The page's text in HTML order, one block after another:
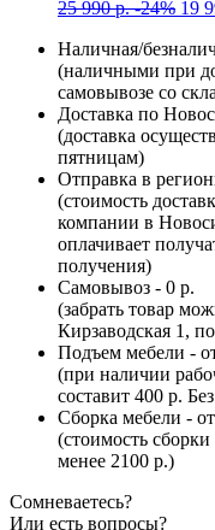
25 990р. -24% 19
Наличная/
(наличными при
самовывозе со
Доставка по
(доставка
пятницам)
Отправка в
(стоимость
компании в
оплачивает
получения)
Самовывоз - 0 р.
(забрать товар
Кирзаводская 1,
Подъем мебели -
(при наличии
составит 400 р.
Сборка мебели -
(стоимость
менее 2100 р.)
Сомневаетесь?
Или есть вопросы?